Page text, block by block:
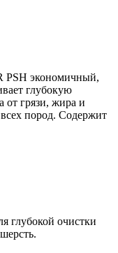
экономичный,
глубокую
от грязи, жира и
пород. Содержит
глубокой очистки